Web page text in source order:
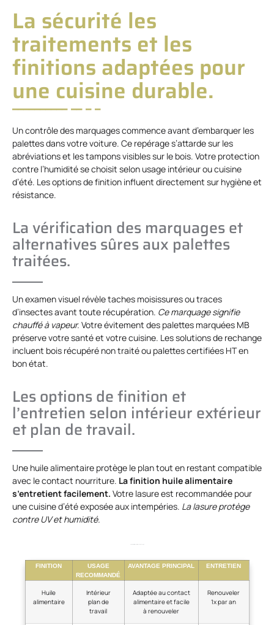
La sécurité les
traitements et les
finitions adaptées pour
une cuisine durable.
Un contrôle des marquages commence avant d’embarquer les
palettes dans votre voiture. Ce repérage s’attarde sur les
abréviations et les tampons visibles sur le bois. Votre protection
contre l’humidité se choisit selon usage intérieur ou cuisine
d’été. Les options de finition influent directement sur hygiène et
résistance.
La vérification des marquages et
alternatives sûres aux palettes
traitées.
Un examen visuel révèle taches moisissures ou traces
d’insectes avant toute récupération. Ce marquage signifie
chauffé à vapeur. Votre évitement des palettes marquées MB
préserve votre santé et votre cuisine. Les solutions de rechange
incluent bois récupéré non traité ou palettes certifiées HT en
bon état.
Les options de finition et
l’entretien selon intérieur extérieur
et plan de travail.
Une huile alimentaire protège le plan tout en restant compatible
avec le contact nourriture. La finition huile alimentaire
s’entretient facilement. Votre lasure est recommandée pour
une cuisine d’été exposée aux intempéries. La lasure protège
contre UV et humidité.
FINITION
USAGE
RECOMMANDÉ
AVANTAGE PRINCIPAL ENTRETIEN
Huile
alimentaire
Intérieur
plan de
travail
Adaptée au contact
alimentaire et facile
à renouveler
Renouveler
1x par an